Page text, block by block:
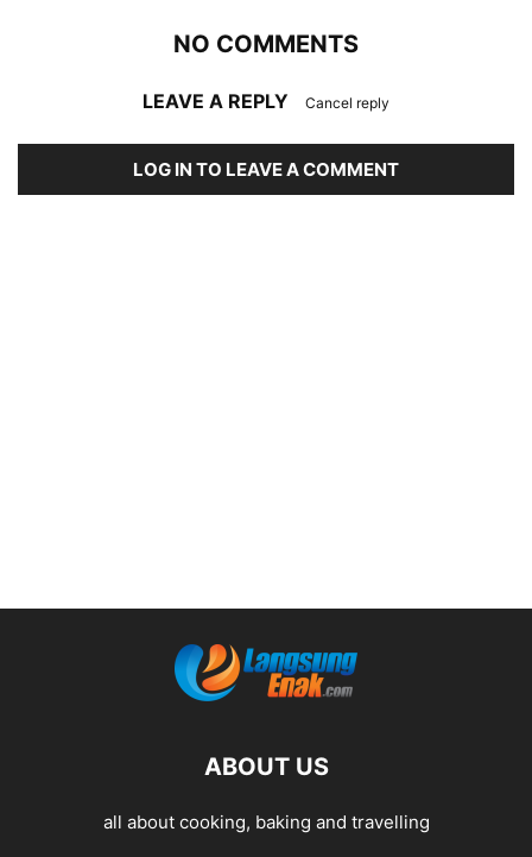
NO COMMENTS
LEAVE A REPLY Cancel reply
LOG IN TO LEAVE A COMMENT
ABOUT US
all about cooking, baking and travelling